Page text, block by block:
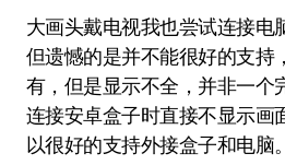
大画头戴电视我也尝试连接电
但遗憾的是并不能很好的支持
有，但是显示不全，并非一个
连接安卓盒子时直接不显示画
以很好的支持外接盒子和电脑。